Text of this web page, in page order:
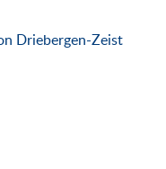
Driebergen-Zeist